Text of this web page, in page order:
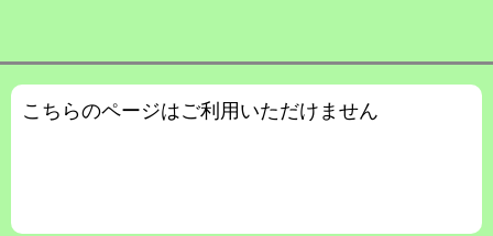
こちらのページはご利用いただけません